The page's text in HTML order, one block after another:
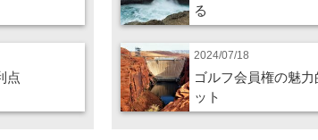
点
る
2024/07/18
ゴルフ会員権の魅力
ット